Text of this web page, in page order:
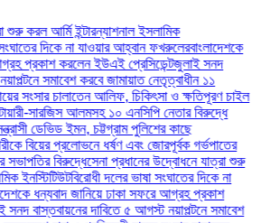
করল আর্মি ইন্টারন্যাশনাল ইসলামিক
দিকে না যাওয়ার আহ্বান ফখরুলেরবাংলাদেশকে
প্রকাশ করলেন ইউএই প্রেসিডেন্টজুলাই সনদ
সমাবেশ করবে জামায়াত নেতৃত্বাধীন ১১
সংসার চালাতেন আলিফ, চিকিৎসা ও ক্ষতিপূরণ চাইল
সারজিস আলমসহ ১০ এনসিপি নেতার বিরুদ্ধে
ডেভিড ইমন, চট্টগ্রাম পুলিশের কাছে
বিয়ের প্রলোভনে ধর্ষণ এবং জোরপূর্বক গর্ভপাতের
বিরুদ্ধেসেনা প্রধানের উদ্বোধনে যাত্রা শুরু
ইনস্টিটিউটবিরোধী দলের ভাষা সংঘাতের দিকে না
ধন্যবাদ জানিয়ে ঢাকা সফরে আগ্রহ প্রকাশ
বাস্তবায়নের দাবিতে ৫ আগস্ট নয়াপল্টনে সমাবেশ